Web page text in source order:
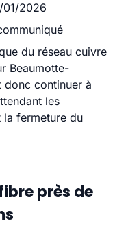
01/2026
du réseau cuivre
Beaumotte-
donc continuer à
les
la fermeture du
près de